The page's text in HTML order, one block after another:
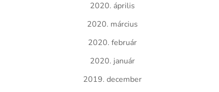
2020. április
2020. március
2020. február
2020. január
2019. december